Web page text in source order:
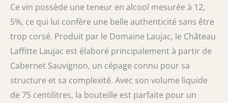
Ce vin possède une teneur en alcool mesurée à 12,
5%, ce qui lui confère une belle authenticité sans être
trop corsé. Produit par le Domaine Laujac, le Château
Laffitte Laujac est élaboré principalement à partir de
Cabernet Sauvignon, un cépage connu pour sa
structure et sa complexité. Avec son volume liquide
de 75 centilitres, la bouteille est parfaite pour un